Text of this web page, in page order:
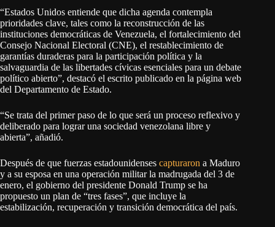
“Estados Unidos entiende que dicha agenda contempla
prioridades clave, tales como la reconstrucción de las
instituciones democráticas de Venezuela, el fortalecimiento del
Consejo Nacional Electoral (CNE), el restablecimiento de
garantías duraderas para la participación política y la
salvaguardia de las libertades cívicas esenciales para un debate
político abierto”, destacó el escrito publicado en la página web
del Departamento de Estado.
“Se trata del primer paso de lo que será un proceso reflexivo y
deliberado para lograr una sociedad venezolana libre y
abierta”, añadió.
Después de que fuerzas estadounidenses capturaron a Maduro
y a su esposa en una operación militar la madrugada del 3 de
enero, el gobierno del presidente Donald Trump se ha
propuesto un plan de “tres fases”, que incluye la
estabilización, recuperación y transición democrática del país.